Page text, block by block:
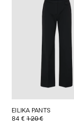
EILIKA PANTS
84 €120 €